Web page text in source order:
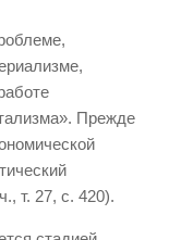
Прежде
т. 27, с. 420).